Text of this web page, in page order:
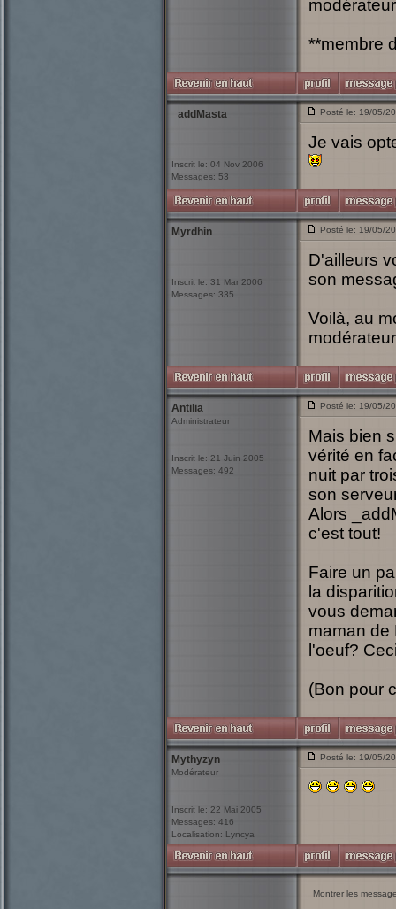
**membre
_addMasta
Inscrit le: 04 Nov 2006
Messages: 53
Posté le: 19/05/
Je vais
Myrdhin
Inscrit le: 31 Mar 2006
Messages: 335
Posté le: 19/05/
D'ailleurs
son
Voilà, au
Antilia
Administrateur
Inscrit le: 21 Juin 2005
Messages: 492
Posté le: 19/05/
Mais bien
vérité en
nuit par
son
Alors
c'est tout!
Faire un
la
vous
maman de
l'oeuf?
(Bon pour
Mythyzyn
Modérateur
Inscrit le: 22 Mai 2005
Messages: 416
Localisation: Lyncya
Posté le: 19/05/
Montrer les